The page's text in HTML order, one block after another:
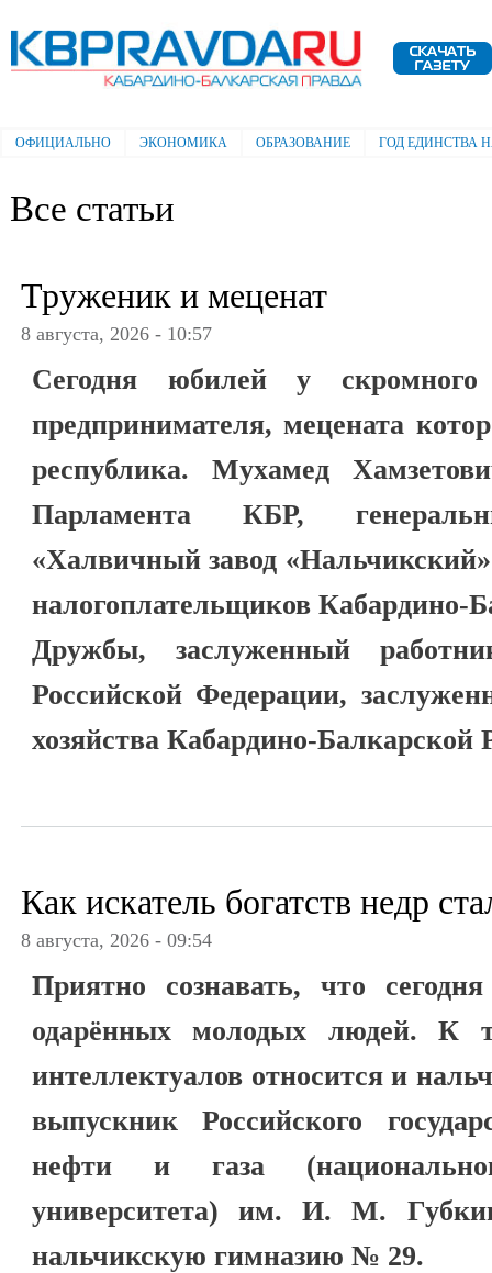
Электронная газета "Кабардино-
Балкарская правда"
Главное меню
ОФИЦИАЛЬНО ЭКОНОМИКА ОБРАЗОВАНИЕ ГОД ЕДИНСТВА
Все статьи
Труженик и меценат
8 августа, 2026 - 10:57
Сегодня юбилей у скромного
предпринимателя, мецената
республика. Мухамед
Парламента КБР,
«Халвичный завод
налогоплательщиков Кабардино-
Дружбы, заслуженный
Российской Федерации,
хозяйства Кабардино-Балкарской
Как искатель богатств недр
8 августа, 2026 - 09:54
Приятно сознавать, что
одарённых молодых людей. К
интеллектуалов относится и
выпускник Российского
нефти и газа
университета) им. И. М.
нальчикскую гимназию № 29.